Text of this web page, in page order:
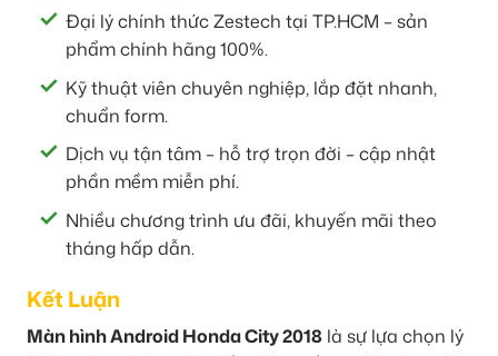
Đại lý chính thức Zestech tại TP.HCM – sản
phẩm chính hãng 100%.
Kỹ thuật viên chuyên nghiệp, lắp đặt nhanh,
chuẩn form.
Dịch vụ tận tâm – hỗ trợ trọn đời – cập nhật
phần mềm miễn phí.
Nhiều chương trình ưu đãi, khuyến mãi theo
tháng hấp dẫn.
Kết Luận
Màn hình Android Honda City 2018 là sự lựa chọn lý